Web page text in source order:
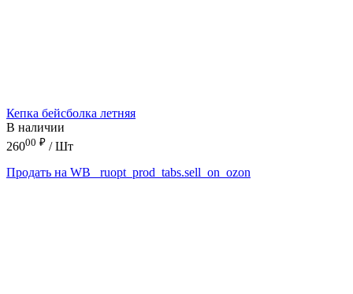
Кепка бейсболка летняя
В наличии
26000 ₽ / Шт
Продать на WB
_ruopt_prod_tabs.sell_on_ozon